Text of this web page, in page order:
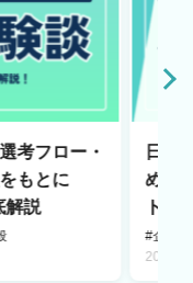
考フロー・
もとに
解説
日本
め！
トを
#企業